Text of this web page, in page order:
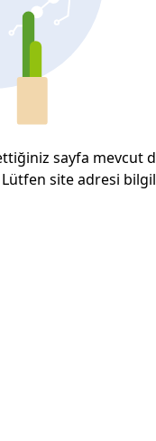
sayfa mevcut
Lütfen site adresi